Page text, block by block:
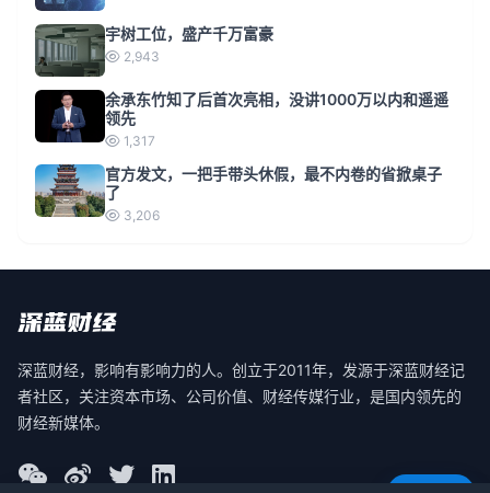
宇树工位，盛产千万富豪
2,943
余承东竹知了后首次亮相，没讲1000万以内和遥遥
领先
1,317
官方发文，一把手带头休假，最不内卷的省掀桌子
了
3,206
深蓝财经，影响有影响力的人。创立于2011年，发源于深蓝财经记
者社区，关注资本市场、公司价值、财经传媒行业，是国内领先的
财经新媒体。